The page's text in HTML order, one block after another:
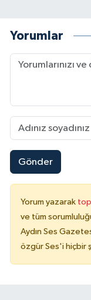
Yorumlar
Gönder
Yorum yazarak
ve tüm
Aydın Ses
özgür Ses'i hiçbir